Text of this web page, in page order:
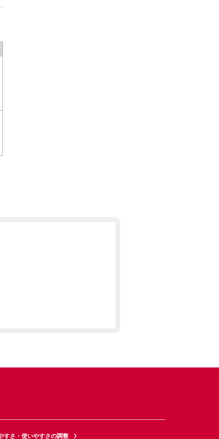
すさ・使いやすさの調整